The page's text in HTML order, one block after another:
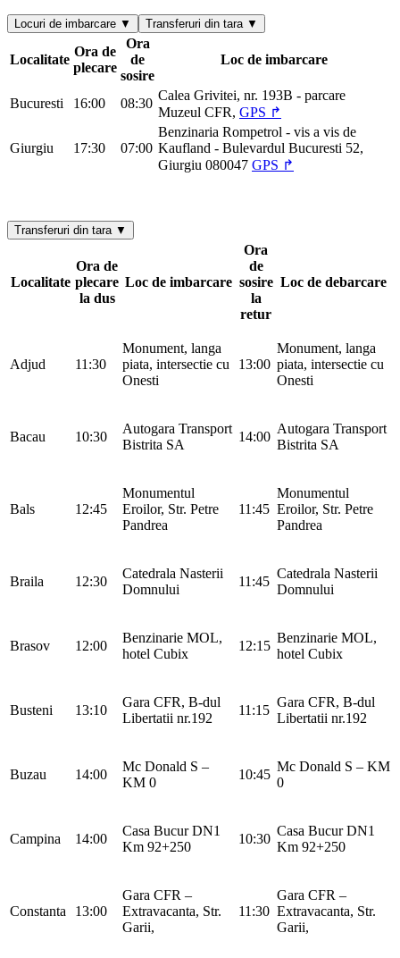
Locuri de imbarcare ▼ Transferuri din tara ▼
Localitate
Ora de
plecare
Ora
de
sosire
Loc de imbarcare
Bucuresti 16:00 08:30
Calea Grivitei, nr. 193B - parcare
Muzeul CFR, GPS ↱
Giurgiu 17:30 07:00
Benzinaria Rompetrol - vis a vis de
Kaufland - Bulevardul Bucuresti 52,
Giurgiu 080047 GPS ↱
Transferuri din tara ▼
Localitate
Ora de
plecare
la dus
Loc de imbarcare
Ora
de
sosire
la
retur
Loc de debarcare
Adjud 11:30
Monument, langa
piata, intersectie cu
Onesti
13:00
Monument, langa
piata, intersectie cu
Onesti
Bacau 10:30
Autogara Transport
Bistrita SA
14:00
Autogara Transport
Bistrita SA
Bals 12:45
Monumentul
Eroilor, Str. Petre
Pandrea
11:45
Monumentul
Eroilor, Str. Petre
Pandrea
Braila 12:30
Catedrala Nasterii
Domnului
11:45
Catedrala Nasterii
Domnului
Brasov 12:00
Benzinarie MOL,
hotel Cubix
12:15
Benzinarie MOL,
hotel Cubix
Busteni 13:10
Gara CFR, B-dul
Libertatii nr.192
11:15
Gara CFR, B-dul
Libertatii nr.192
Buzau 14:00
Mc Donald S –
KM 0
10:45
Mc Donald S – KM
0
Campina 14:00
Casa Bucur DN1
Km 92+250
10:30
Casa Bucur DN1
Km 92+250
Constanta 13:00
Gara CFR –
Extravacanta, Str.
Garii,
11:30
Gara CFR –
Extravacanta, Str.
Garii,